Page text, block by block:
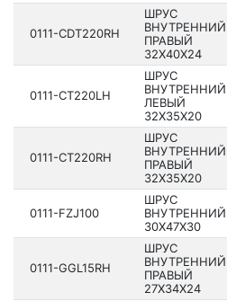
0111-CDT220RH
ШРУС
ВНУТРЕННИЙ
ПРАВЫЙ
32X40X24
0111-CT220LH
ШРУС
ВНУТРЕННИЙ
ЛЕВЫЙ
32X35X20
0111-CT220RH
ШРУС
ВНУТРЕННИЙ
ПРАВЫЙ
32X35X20
0111-FZJ100
ШРУС
ВНУТРЕННИЙ
30X47X30
0111-GGL15RH
ШРУС
ВНУТРЕННИЙ
ПРАВЫЙ
27X34X24